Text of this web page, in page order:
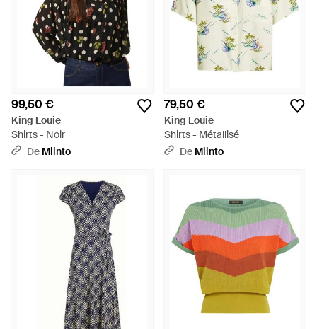
99,50 €
King Louie
Shirts - Noir
De Miinto
79,50 €
King Louie
Shirts - Métallisé
De Miinto